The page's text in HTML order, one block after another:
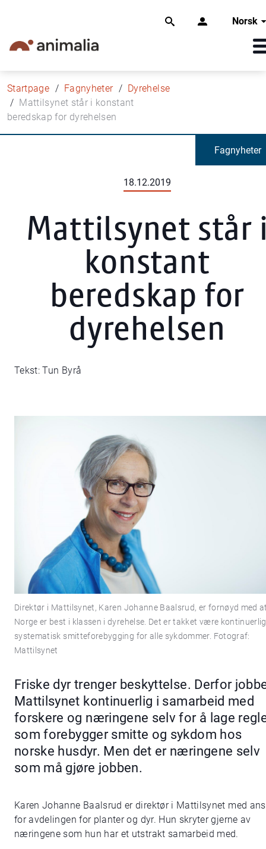
Norsk
Startpage Fagnyheter
Dyrehelse
Mattilsynet står i konstant
beredskap for dyrehelsen
Fagnyheter
18.12.2019
Mattilsynet står
konstant
beredskap for
dyrehelsen
Tekst: Tun Byrå
Direktør i Mattilsynet, Karen Johanne Baalsrud, er fornøyd med
Norge er best i klassen i dyrehelse. Det er takket være
systematisk smitteforebygging for alle sykdommer. Fotograf:
Mattilsynet
Friske dyr trenger beskyttelse. Derfor
Mattilsynet kontinuerlig i samarbeid med
forskere og næringene selv for å lage
som forebygger smitte og sykdom hos
norske husdyr. Men det er næringene selv
som må gjøre jobben.
Karen Johanne Baalsrud er direktør i Mattilsynet med
for avdelingen for planter og dyr. Hun skryter gjerne av
næringene som hun har et utstrakt samarbeid med.